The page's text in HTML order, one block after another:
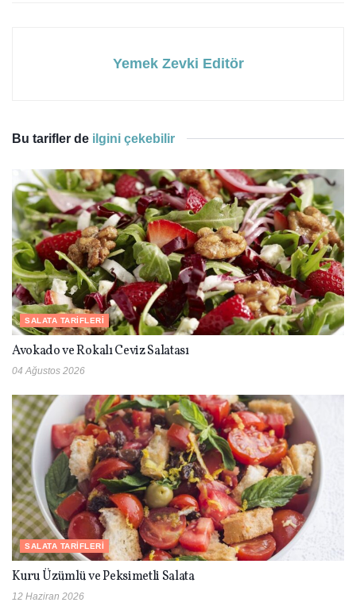
Yemek Zevki Editör
Bu tarifler de ilgini çekebilir
SALATA TARIFLERI
Avokado ve Rokalı Ceviz Salatası
04 Ağustos 2026
SALATA TARIFLERI
Kuru Üzümlü ve Peksimetli Salata
12 Haziran 2026